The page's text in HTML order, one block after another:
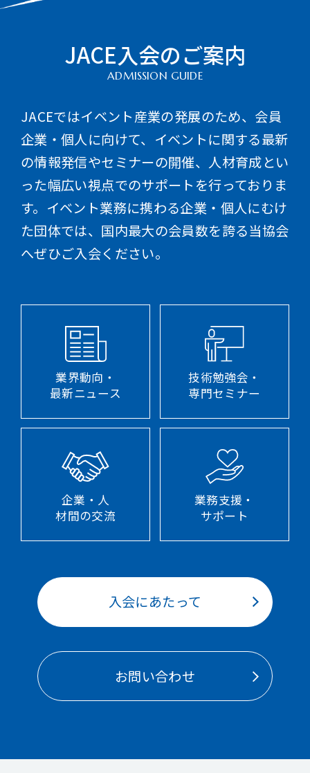
JACE入会のご案内
ADMISSION GUIDE
JACEではイベント産業の発展のため、会員
企業・個人に向けて、イベントに関する最新
の情報発信やセミナーの開催、人材育成とい
った幅広い視点でのサポートを行っておりま
す。イベント業務に携わる企業・個人にむけ
た団体では、国内最大の会員数を誇る当協会
へぜひご入会ください。
業界動向・
最新ニュース
技術勉強会・
専門セミナー
企業・人
材間の交流
業務支援・
サポート
入会にあたって
お問い合わせ